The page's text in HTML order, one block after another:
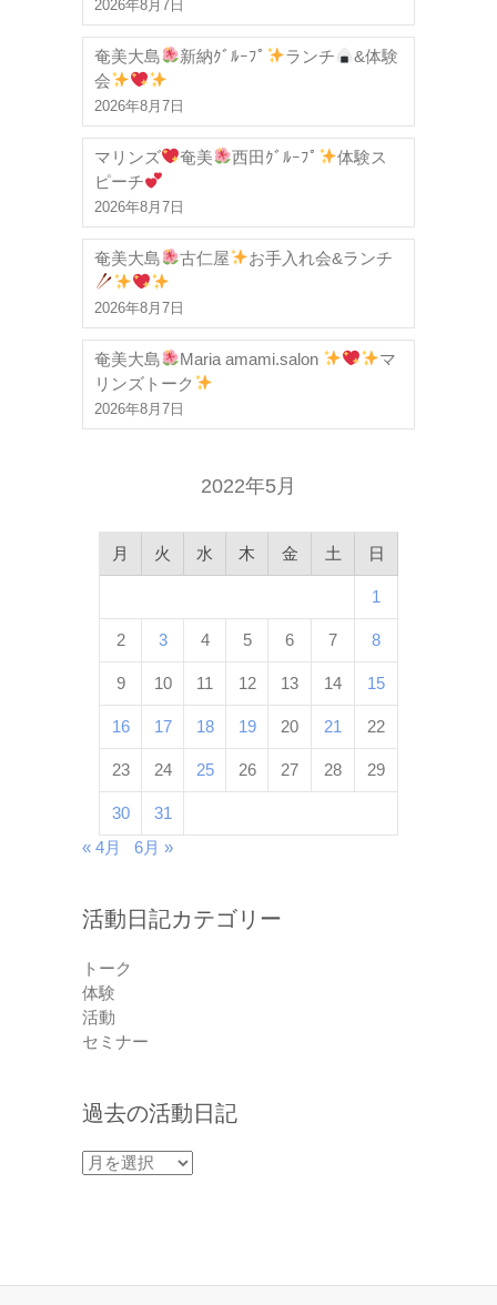
2026年8月7日
奄美大島 新納ｸﾞﾙｰﾌﾟ ランチ
&体験
会
2026年8月7日
マリンズ 奄美 西田ｸﾞﾙｰﾌﾟ
体験ス
ピーチ
2026年8月7日
奄美大島 古仁屋 お手入れ会&ランチ
2026年8月7日
奄美大島 Maria amami.salon
マ
リンズトーク
2026年8月7日
2022年5月
月 火 水 木 金 土 日
1
2 3 4 5 6 7 8
9 10 11 12 13 14 15
16 17 18 19 20 21 22
23 24 25 26 27 28 29
30
31
« 4月
6月 »
活動日記カテゴリー
トーク
体験
活動
セミナー
過去の活動日記
過
日